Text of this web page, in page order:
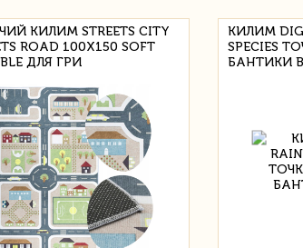
КИЛИМ STREETS CITY
ROAD 100X150 SOFT
ДЛЯ ГРИ
КИЛИМ
SPECIES
БАНТИКИ